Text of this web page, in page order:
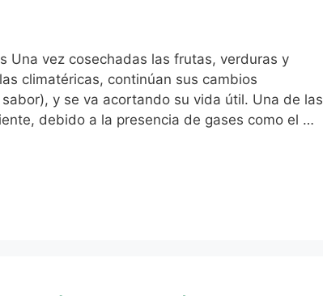
Una vez cosechadas las frutas, verduras y
climatéricas, continúan sus cambios
y se va acortando su vida útil. Una de las
debido a la presencia de gases como el …